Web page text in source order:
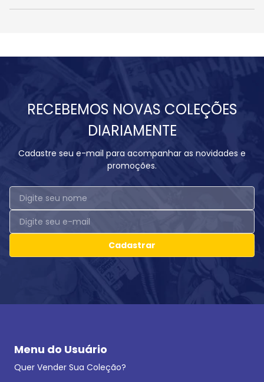
RECEBEMOS NOVAS COLEÇÕES
DIARIAMENTE
Cadastre seu e-mail para acompanhar as novidades e
promoções.
Cadastrar
Menu do Usuário
Quer Vender Sua Coleção?